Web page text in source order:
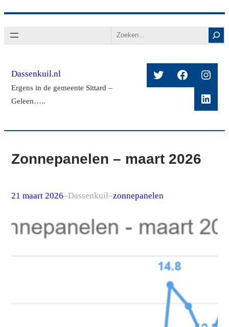
naar
Search
Dassenkuil.nl
Ergens in de gemeente Sittard –
Geleen…..
TwitterFacebook
Zonnepanelen – maart 2026
21 maart 2026–Dassenkuil–zonnepanelen